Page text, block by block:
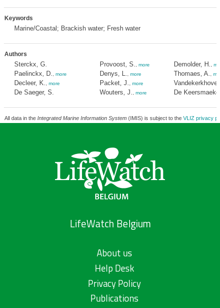
Keywords
Marine/Coastal; Brackish water; Fresh water
Authors
Sterckx, G.
Paelinckx, D.
more
Decleer, K. more
De Saeger, S.
Provoost, S. more
Denys, L. more
Packet, J. more
Wouters, J. more
Demolder, H.
Thomaes, A.
De
All data in the Integrated Marine Information System(IMIS) is subject to the VLIZ privacy
LifeWatch Belgium
About us
Help Desk
Privacy Policy
Publications